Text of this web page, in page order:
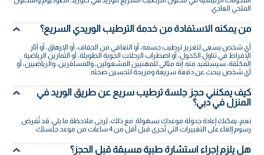
الملحي العادي.
من يمكنه الاستفادة من خدمة الترطيب الوريدي السريع؟
أي شخص يسعى لتعزيز ترطيب جسمه، أو التعافي من الجفاف، أو الإرهاق، أو آثار
الإفراط في تناول الكحول، أو اضطراب الرحلات الجوية الطويلة، أو التمارين الرياضية
المكثفة، سيستفيد منه. إنه مثالي للمهنيين المشغولين، والمسافرين، والرياضيين، أو
أي شخص يبحث عن دفعة سريعة ومريحة لتحسين صحته.
كيف يمكنني حجز جلسة ترطيب سريع عن طريق الوريد في
المنزل في دبي؟
نعم، يمكنك إعادة جدولة موعدك بسهولة. مع ذلك، يُرجى ملاحظة ما يلي: قد تُفرض
رسوم إلغاء على التغييرات التي تُجرى قبل أقل من 4 ساعات من موعد جلستك.
هل يلزم إجراء استشارة طبية مسبقة قبل الحجز؟